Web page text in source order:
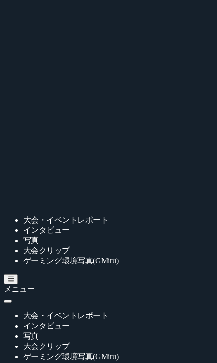
大会・イベントレポート
インタビュー
写真
大会クリップ
ゲーミング環境写真(GMiru)
メニュー
大会・イベントレポート
インタビュー
写真
大会クリップ
ゲーミング環境写真(GMiru)